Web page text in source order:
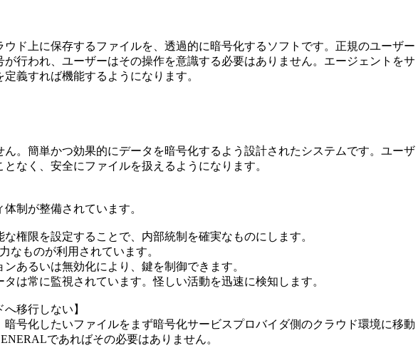
ド上に保存するファイルを、透過的に暗号化するソフトです。正規のユーザー
行われ、ユーザーはその操作を意識する必要はありません。エージェントをサ
義すれば機能するようになります。
。簡単かつ効果的にデータを暗号化するよう設計されたシステムです。ユーザ
なく、安全にファイルを扱えるようになります。
制が整備されています。
権限を設定することで、内部統制を確実なものにします。
なものが利用されています。
あるいは無効化により、鍵を制御できます。
は常に監視されています。怪しい活動を迅速に検知します。
移行しない】
号化したいファイルをまず暗号化サービスプロバイダ側のクラウド環境に移動
であればその必要はありません。